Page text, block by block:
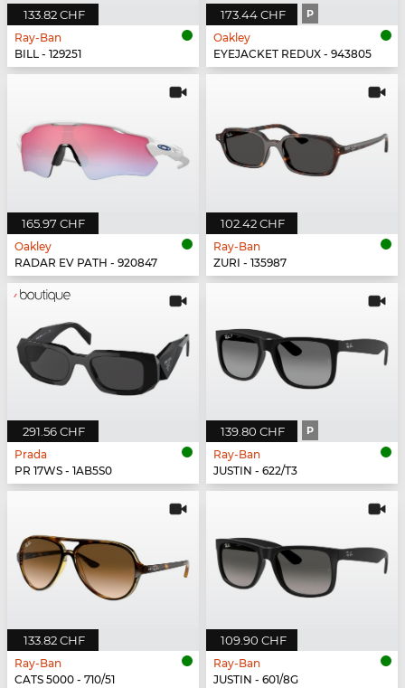
133.82 CHF
Ray-Ban
BILL - 129251
173.44 CHF P
Oakley
EYEJACKET REDUX - 943805
165.97 CHF
Oakley
RADAR EV PATH - 920847
102.42 CHF
Ray-Ban
ZURI - 135987
291.56 CHF
Prada
PR 17WS - 1AB5S0
139.80 CHF P
Ray-Ban
JUSTIN - 622/T3
133.82 CHF
Ray-Ban
CATS 5000 - 710/51
109.90 CHF
Ray-Ban
JUSTIN - 601/8G